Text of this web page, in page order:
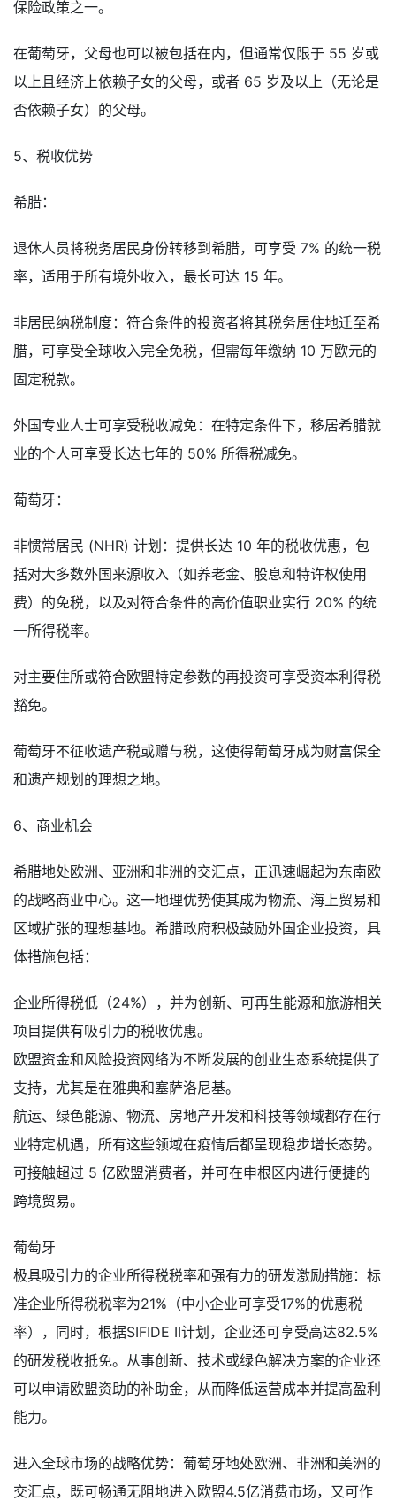
保险政策之一。
在葡萄牙，父母也可以被包括在内，但通常仅限于 55 岁或
以上且经济上依赖子女的父母，或者 65 岁及以上（无论是
否依赖子女）的父母。
5、税收优势
希腊：
退休人员将税务居民身份转移到希腊，可享受 7% 的统一税
率，适用于所有境外收入，最长可达 15 年。
非居民纳税制度：符合条件的投资者将其税务居住地迁至希
腊，可享受全球收入完全免税，但需每年缴纳 10 万欧元的
固定税款。
外国专业人士可享受税收减免：在特定条件下，移居希腊就
业的个人可享受长达七年的 50% 所得税减免。
葡萄牙：
非惯常居民 (NHR) 计划：提供长达 10 年的税收优惠，包
括对大多数外国来源收入（如养老金、股息和特许权使用
费）的免税，以及对符合条件的高价值职业实行 20% 的统
一所得税率。
对主要住所或符合欧盟特定参数的再投资可享受资本利得税
豁免。
葡萄牙不征收遗产税或赠与税，这使得葡萄牙成为财富保全
和遗产规划的理想之地。
6、商业机会
希腊地处欧洲、亚洲和非洲的交汇点，正迅速崛起为东南欧
的战略商业中心。这一地理优势使其成为物流、海上贸易和
区域扩张的理想基地。希腊政府积极鼓励外国企业投资，具
体措施包括：
企业所得税低（24%），并为创新、可再生能源和旅游相关
项目提供有吸引力的税收优惠。
欧盟资金和风险投资网络为不断发展的创业生态系统提供了
支持，尤其是在雅典和塞萨洛尼基。
航运、绿色能源、物流、房地产开发和科技等领域都存在行
业特定机遇，所有这些领域在疫情后都呈现稳步增长态势。
可接触超过 5 亿欧盟消费者，并可在申根区内进行便捷的
跨境贸易。
葡萄牙
极具吸引力的企业所得税税率和强有力的研发激励措施：标
准企业所得税税率为21%（中小企业可享受17%的优惠税
率），同时，根据SIFIDE II计划，企业还可享受高达82.5%
的研发税收抵免。从事创新、技术或绿色解决方案的企业还
可以申请欧盟资助的补助金，从而降低运营成本并提高盈利
能力。
进入全球市场的战略优势：葡萄牙地处欧洲、非洲和美洲的
交汇点，既可畅通无阻地进入欧盟4.5亿消费市场，又可作